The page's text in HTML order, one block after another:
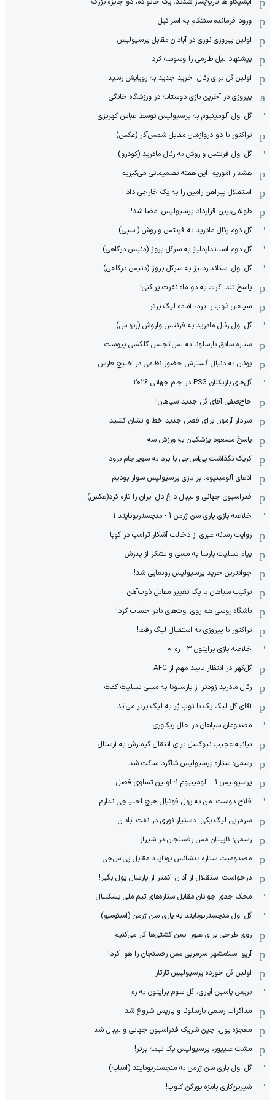
ورود فرمانده سنتکام به اسرائیل
اولین پیروزی نوری در آبادان مقابل پرسپولیس
پیشنهاد لیل طارمی را وسوسه کرد
اولین گل برای رئال: خرید جدید به رویایش رسید
پیروزی در آخرین بازی دوستانه در ورزشگاه خانگی
گل اول آلومینیوم به پرسپولیس توسط عباس کهریزی
تراکتور با دو دروازه‌بان مقابل شمس‌آذر (عکس)
گل اول فرنتس واروش به رئال مادرید (کودرو)
هشدار آموریم: این هفته تصمیماتی می‌گیریم
استقلال پیراهن رامین را به یک خارجی داد
طولانی‌ترین قرارداد پرسپولیس امضا شد!
گل دوم رئال مادرید به فرنتس واروش (اسپی)
گل دوم استانداردلیژ به سرکل بروژ (دنیس درگاهی)
گل اول استانداردلیژ به سرکل بروژ (دنیس درگاهی)
پاسخ تند اکرت به دو ماه نفرت پراکنی!
سپاهان ذوب را برد، آماده لیگ برتر
گل اول رئال مادرید به فرنتس واروش (ریواس)
ستاره سابق بارسلونا به لس‌آنجلس گلکسی پیوست
یونان به دنبال گسترش حضور نظامی در خلیج فارس
گل‌های بازیکنان PSG در جام جهانی 2026
حاج‌صفی آقای گل جدید سپاهان!
سردار آزمون برای فصل جدید خط و نشان کشید
پاسخ مسعود پزشکیان به ورزش سه
کریک نگذاشت پی‌اس‌جی با برد به سوپرجام برود
ادعای آلومینیوم: بر بازی پرسپولیس سوار بودیم
فدراسیون جهانی والیبال داغ دل ایران را تازه کرد(عکس)
خلاصه بازی پاری سن ژرمن 1 - منچستریونایتد 1
روایت رسانه عبری از دخالت آشکار ترامپ در کوبا
پیام تسلیت بارسا به مسی و تشکر از پدرش
جوانترین خرید پرسپولیس رونمایی شد!
ترکیب سپاهان با یک تغییر مقابل ذوب‌آهن
باشگاه روسی هم روی اوت‌های نادر حساب کرد!
تراکتور با پیروزی به استقبال لیگ رفت!
خلاصه بازی برایتون 3 - رم 0
گل‌گهر در انتظار تایید مهم از ‌AFC
رئال مادرید زودتر از بارسلونا به مسی تسلیت گفت
آقای گل لیگ یک با توپ پُر به لیگ برتر می‌آید
مصدومان سپاهان در حال ریکاوری
بیانیه عجیب نیوکسل برای انتقال گیمارش به آرسنال
رسمی: ستاره پرسپولیس شاگرد ساکت شد
پرسپولیس 1 - آلومینیوم 1: اولین تساوی فصل
فلاح دوست: من به پول فوتبال هیچ احتیاجی ندارم
سرمربی لیگ یکی، دستیار نوری در نفت آبادان
رسمی: کاپیتان مس رفسنجان در شیراز
مصدومیت ستاره بدشانس یونایتد مقابل پی‌اس‌جی
درخواست استقلال از آدان: کمتر از پارسال پول بگیر!
محک جدی ‌جوانان مقابل ستاره‌های تیم ملی بسکتبال
گل اول منچستریونایتد به پاری سن ژرمن (امبئومبو)
روی طرحی برای عبور ایمن کشتی‌ها کار می‌کنیم
آریو اسلامشهر سرمربی مس رفسنجان را هوا کرد!
اولین گل خورده پرسپولیسِ تارتار
بریس یاسین آیاری، گل سوم برایتون به رم
مذاکرات رسمی بارسلونا و پاریس شروع شد
معجزه پول: چین شریک فدراسیون جهانی والیبال شد
مشت علیپور، پرسپولیس یک نیمه برتر!
گل اول پاری سن ژرمن به منچستریونایتد (امبایه)
شیرین‌کاری بامزه یورگن کلوپ!